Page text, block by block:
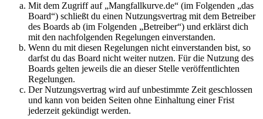
Mit dem Zugriff auf „Mangfallkurve.de“ (im Folgenden „das
Board“) schließt du einen Nutzungsvertrag mit dem Betreiber
des Boards ab (im Folgenden „Betreiber“) und erklärst dich
mit den nachfolgenden Regelungen einverstanden.
Wenn du mit diesen Regelungen nicht einverstanden bist, so
darfst du das Board nicht weiter nutzen. Für die Nutzung des
Boards gelten jeweils die an dieser Stelle veröffentlichten
Regelungen.
Der Nutzungsvertrag wird auf unbestimmte Zeit geschlossen
und kann von beiden Seiten ohne Einhaltung einer Frist
jederzeit gekündigt werden.